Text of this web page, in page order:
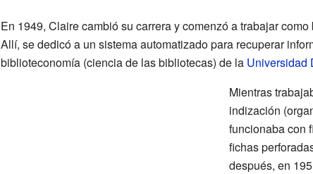
En 1949, Claire cambió su carrera y comenzó a trabajar
Allí, se dedicó a un sistema automatizado para recuperar
biblioteconomía (ciencia de las bibliotecas) de la Universidad
Mientras
indización
funcionaba con
fichas
después, en